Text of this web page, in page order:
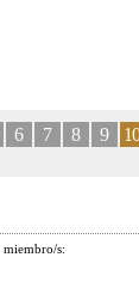
6 7 8 9 10
miembro/s: